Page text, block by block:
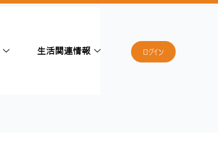
生活関連情報 ログイン